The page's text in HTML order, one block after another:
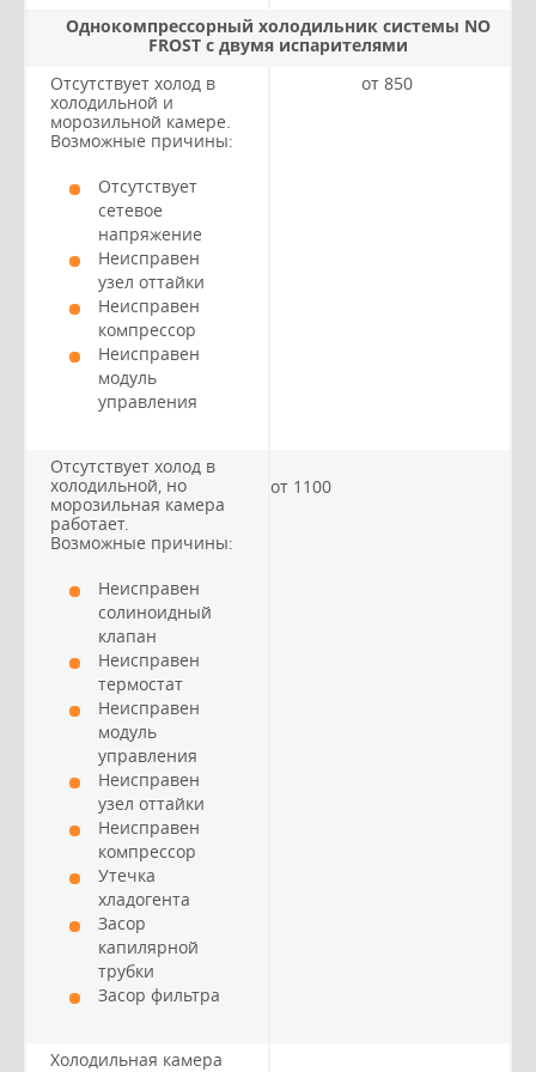
Однокомпрессорный холодильник системы NO
FROST с двумя испарителями
Отсутствует холод в
холодильной и
морозильной камере.
Возможные причины:
Отсутствует
сетевое
напряжение
Неисправен
узел оттайки
Неисправен
компрессор
Неисправен
модуль
управления
от 850
Отсутствует холод в
холодильной, но
морозильная камера
работает.
Возможные причины:
Неисправен
солиноидный
клапан
Неисправен
термостат
Неисправен
модуль
управления
Неисправен
узел оттайки
Неисправен
компрессор
Утечка
хладогента
Засор
капилярной
трубки
Засор фильтра
от 1100
Холодильная камера